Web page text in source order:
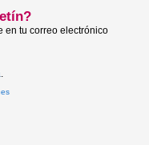
en tu correo electrónico
.